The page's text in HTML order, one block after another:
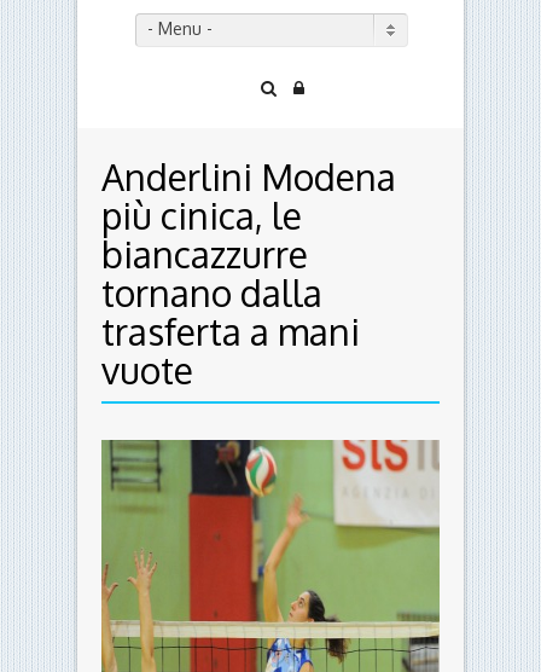
- Menu -
Anderlini Modena
più cinica, le
biancazzurre
tornano dalla
trasferta a mani
vuote